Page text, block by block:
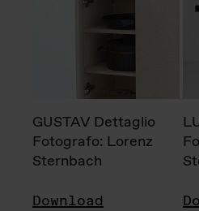
GUSTAV Dettaglio
Fotografo: Lorenz
Sternbach
Download